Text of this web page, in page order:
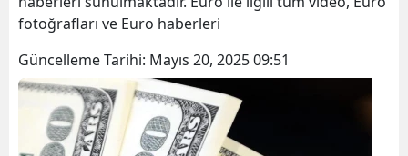
fotoğrafları ve Euro haberleri
Güncelleme Tarihi: Mayıs 20, 2025 09:51